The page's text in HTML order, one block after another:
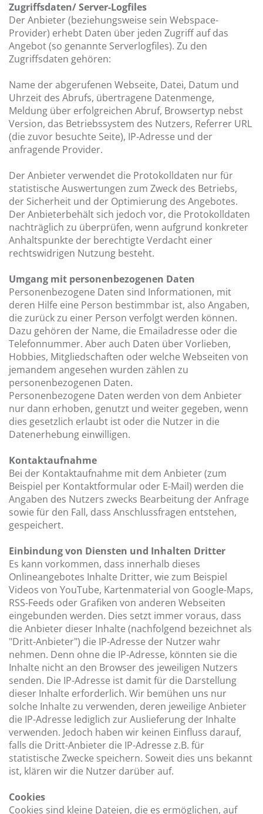
Zugriffsdaten/ Server-Logfiles
Der Anbieter (beziehungsweise sein Webspace-
Provider) erhebt Daten über jeden Zugriff auf das
Angebot (so genannte Serverlogfiles). Zu den
Zugriffsdaten gehören:
Name der abgerufenen Webseite, Datei, Datum und
Uhrzeit des Abrufs, übertragene Datenmenge,
Meldung über erfolgreichen Abruf, Browsertyp nebst
Version, das Betriebssystem des Nutzers, Referrer URL
(die zuvor besuchte Seite), IP-Adresse und der
anfragende Provider.
Der Anbieter verwendet die Protokolldaten nur für
statistische Auswertungen zum Zweck des Betriebs,
der Sicherheit und der Optimierung des Angebotes.
Der Anbieterbehält sich jedoch vor, die Protokolldaten
nachträglich zu überprüfen, wenn aufgrund konkreter
Anhaltspunkte der berechtigte Verdacht einer
rechtswidrigen Nutzung besteht.
Umgang mit personenbezogenen Daten
Personenbezogene Daten sind Informationen, mit
deren Hilfe eine Person bestimmbar ist, also Angaben,
die zurück zu einer Person verfolgt werden können.
Dazu gehören der Name, die Emailadresse oder die
Telefonnummer. Aber auch Daten über Vorlieben,
Hobbies, Mitgliedschaften oder welche Webseiten von
jemandem angesehen wurden zählen zu
personenbezogenen Daten.
Personenbezogene Daten werden von dem Anbieter
nur dann erhoben, genutzt und weiter gegeben, wenn
dies gesetzlich erlaubt ist oder die Nutzer in die
Datenerhebung einwilligen.
Kontaktaufnahme
Bei der Kontaktaufnahme mit dem Anbieter (zum
Beispiel per Kontaktformular oder E-Mail) werden die
Angaben des Nutzers zwecks Bearbeitung der Anfrage
sowie für den Fall, dass Anschlussfragen entstehen,
gespeichert.
Einbindung von Diensten und Inhalten Dritter
Es kann vorkommen, dass innerhalb dieses
Onlineangebotes Inhalte Dritter, wie zum Beispiel
Videos von YouTube, Kartenmaterial von Google-Maps,
RSS-Feeds oder Grafiken von anderen Webseiten
eingebunden werden. Dies setzt immer voraus, dass
die Anbieter dieser Inhalte (nachfolgend bezeichnet als
"Dritt-Anbieter") die IP-Adresse der Nutzer wahr
nehmen. Denn ohne die IP-Adresse, könnten sie die
Inhalte nicht an den Browser des jeweiligen Nutzers
senden. Die IP-Adresse ist damit für die Darstellung
dieser Inhalte erforderlich. Wir bemühen uns nur
solche Inhalte zu verwenden, deren jeweilige Anbieter
die IP-Adresse lediglich zur Auslieferung der Inhalte
verwenden. Jedoch haben wir keinen Einfluss darauf,
falls die Dritt-Anbieter die IP-Adresse z.B. für
statistische Zwecke speichern. Soweit dies uns bekannt
ist, klären wir die Nutzer darüber auf.
Cookies
Cookies sind kleine Dateien, die es ermöglichen, auf